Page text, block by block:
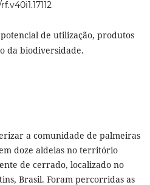
de utilização, produtos
da biodiversidade.
a comunidade de palmeiras
doze aldeias no território
de cerrado, localizado no
Brasil. Foram percorridas as